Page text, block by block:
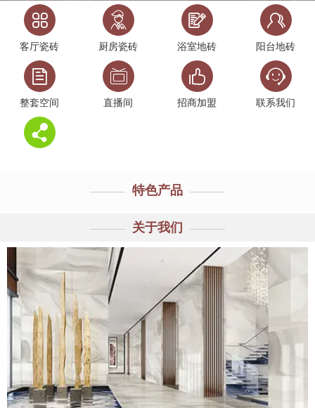
客厅瓷砖 厨房瓷砖 浴室地砖 阳台地砖
整套空间 直播间 招商加盟 联系我们
特色产品
关于我们